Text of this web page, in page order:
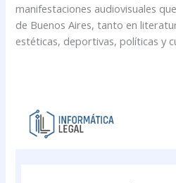
manifestaciones audiovisuales
de Buenos Aires, tanto en
estéticas, deportivas, políticas y